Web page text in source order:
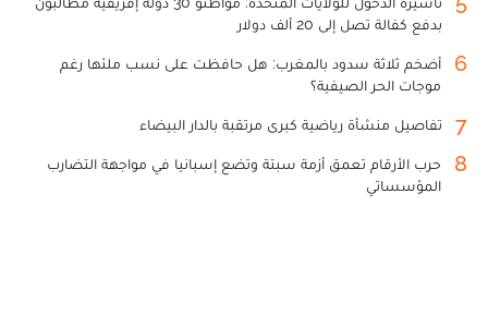
بدفع كفالة تصل إلى 20 ألف دولار
6
أضخم ثلاثة سدود بالمغرب: هل حافظت على نسب ملئها رغم
موجات الحر الصيفية؟
7 تفاصيل منشأة رياضية كبرى مرتقبة بالدار البيضاء
8
حرب الأرقام تعمق أزمة سبتة وتضع إسبانيا في مواجهة التضارب
المؤسساتي